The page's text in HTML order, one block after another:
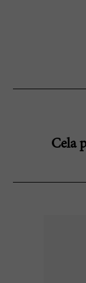
Cela